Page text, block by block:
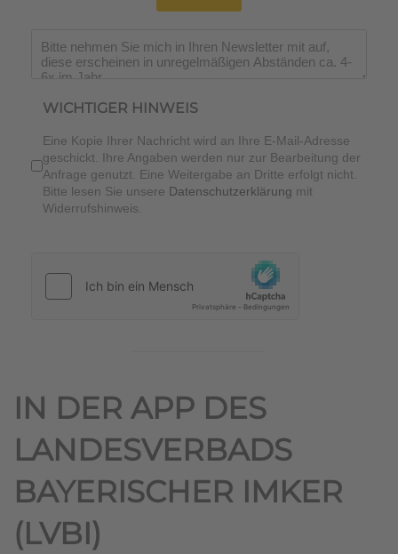
Wichtiger Hinweis*
WICHTIGER HINWEIS
Eine Kopie Ihrer Nachricht wird an Ihre E-Mail-Adresse
geschickt. Ihre Angaben werden nur zur Bearbeitung der
Anfrage genutzt. Eine Weitergabe an Dritte erfolgt nicht.
Bitte lesen Sie unsere Datenschutzerklärung mit
Widerrufshinweis.
IN DER APP DES
LANDESVERBADS
BAYERISCHER IMKER
(LVBI)